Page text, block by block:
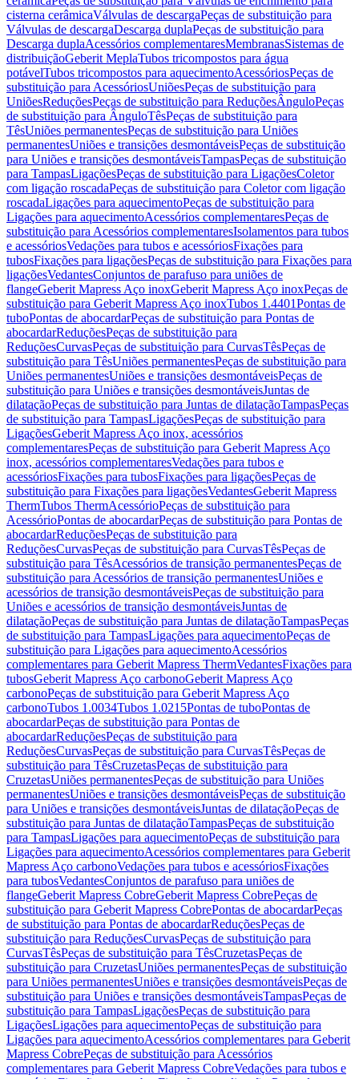
cisterna cerâmicaVálvulas de descargaPeças de substituição para
Válvulas de descargaDescarga duplaPeças de substituição para
Descarga duplaAcessórios complementaresMembranasSistemas de
distribuiçãoGeberit MeplaTubos tricompostos para água
potávelTubos tricompostos para aquecimentoAcessóriosPeças de
substituição para AcessóriosUniõesPeças de substituição para
UniõesReduçõesPeças de substituição para ReduçõesÂnguloPeças
de substituição para ÂnguloTêsPeças de substituição para
TêsUniões permanentesPeças de substituição para Uniões
permanentesUniões e transições desmontáveisPeças de substituição
para Uniões e transições desmontáveisTampasPeças de substituição
para TampasLigaçõesPeças de substituição para LigaçõesColetor
com ligação roscadaPeças de substituição para Coletor com ligação
roscadaLigações para aquecimentoPeças de substituição para
Ligações para aquecimentoAcessórios complementaresPeças de
substituição para Acessórios complementaresIsolamentos para tubos
e acessóriosVedações para tubos e acessóriosFixações para
tubosFixações para ligaçõesPeças de substituição para Fixações para
ligaçõesVedantesConjuntos de parafuso para uniões de
flangeGeberit Mapress Aço inoxGeberit Mapress Aço inoxPeças de
substituição para Geberit Mapress Aço inoxTubos 1.4401Pontas de
tuboPontas de abocardarPeças de substituição para Pontas de
abocardarReduçõesPeças de substituição para
ReduçõesCurvasPeças de substituição para CurvasTêsPeças de
substituição para TêsUniões permanentesPeças de substituição para
Uniões permanentesUniões e transições desmontáveisPeças de
substituição para Uniões e transições desmontáveisJuntas de
dilataçãoPeças de substituição para Juntas de dilataçãoTampasPeças
de substituição para TampasLigaçõesPeças de substituição para
LigaçõesGeberit Mapress Aço inox, acessórios
complementaresPeças de substituição para Geberit Mapress Aço
inox, acessórios complementaresVedações para tubos e
acessóriosFixações para tubosFixações para ligaçõesPeças de
substituição para Fixações para ligaçõesVedantesGeberit Mapress
ThermTubos ThermAcessórioPeças de substituição para
AcessórioPontas de abocardarPeças de substituição para Pontas de
abocardarReduçõesPeças de substituição para
ReduçõesCurvasPeças de substituição para CurvasTêsPeças de
substituição para TêsAcessórios de transição permanentesPeças de
substituição para Acessórios de transição permanentesUniões e
acessórios de transição desmontáveisPeças de substituição para
Uniões e acessórios de transição desmontáveisJuntas de
dilataçãoPeças de substituição para Juntas de dilataçãoTampasPeças
de substituição para TampasLigações para aquecimentoPeças de
substituição para Ligações para aquecimentoAcessórios
complementares para Geberit Mapress ThermVedantesFixações para
tubosGeberit Mapress Aço carbonoGeberit Mapress Aço
carbonoPeças de substituição para Geberit Mapress Aço
carbonoTubos 1.0034Tubos 1.0215Pontas de tuboPontas de
abocardarPeças de substituição para Pontas de
abocardarReduçõesPeças de substituição para
ReduçõesCurvasPeças de substituição para CurvasTêsPeças de
substituição para TêsCruzetasPeças de substituição para
CruzetasUniões permanentesPeças de substituição para Uniões
permanentesUniões e transições desmontáveisPeças de substituição
para Uniões e transições desmontáveisJuntas de dilataçãoPeças de
substituição para Juntas de dilataçãoTampasPeças de substituição
para TampasLigações para aquecimentoPeças de substituição para
Ligações para aquecimentoAcessórios complementares para Geberit
Mapress Aço carbonoVedações para tubos e acessóriosFixações
para tubosVedantesConjuntos de parafuso para uniões de
flangeGeberit Mapress CobreGeberit Mapress CobrePeças de
substituição para Geberit Mapress CobrePontas de abocardarPeças
de substituição para Pontas de abocardarReduçõesPeças de
substituição para ReduçõesCurvasPeças de substituição para
CurvasTêsPeças de substituição para TêsCruzetasPeças de
substituição para CruzetasUniões permanentesPeças de substituição
para Uniões permanentesUniões e transições desmontáveisPeças de
substituição para Uniões e transições desmontáveisTampasPeças de
substituição para TampasLigaçõesPeças de substituição para
LigaçõesLigações para aquecimentoPeças de substituição para
Ligações para aquecimentoAcessórios complementares para Geberit
Mapress CobrePeças de substituição para Acessórios
complementares para Geberit Mapress CobreVedações para tubos e